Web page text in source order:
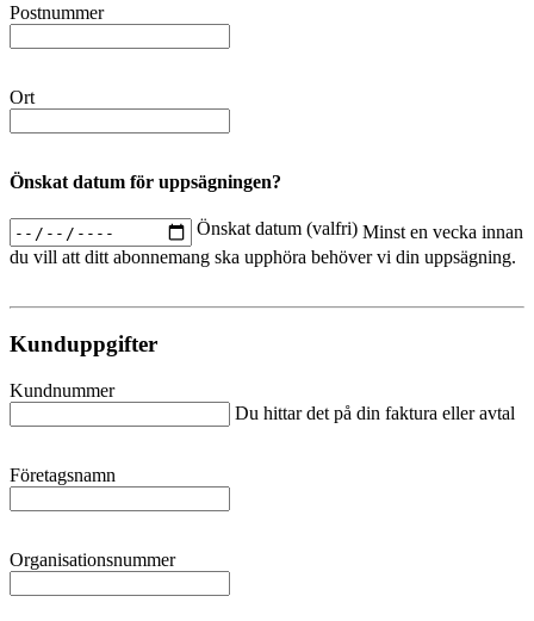
Postnummer
Ort
Önskat datum för uppsägningen?
Önskat datum (valfri) Minst en vecka innan
du vill att ditt abonnemang ska upphöra behöver vi din uppsägning.
Kunduppgifter
Kundnummer
Du hittar det på din faktura eller avtal
Företagsnamn
Organisationsnummer